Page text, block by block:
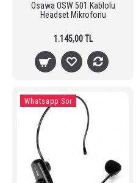
Osawa OSW 501 Kablolu
Headset Mikrofonu
1.145,00 TL
Whatsapp Sor